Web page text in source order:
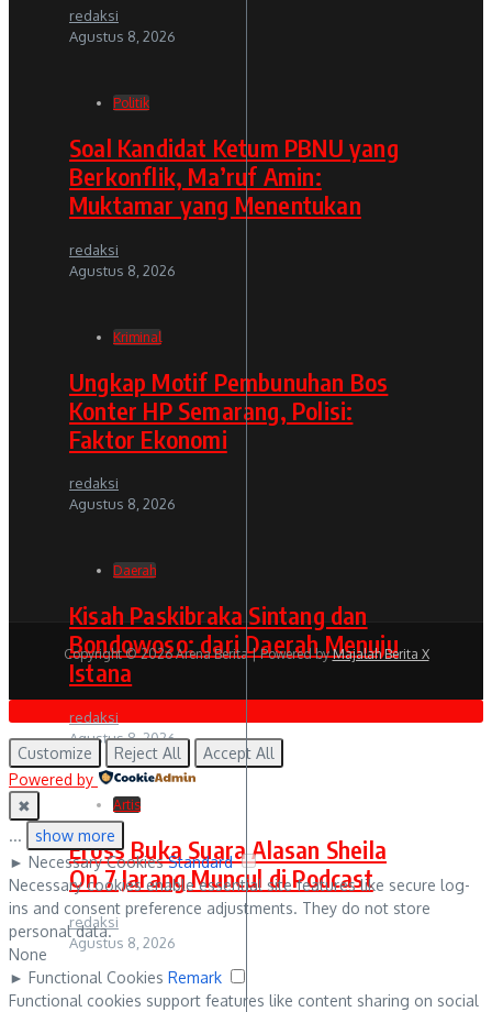
redaksi
Agustus 8, 2026
Politik
Soal Kandidat Ketum PBNU yang
Berkonflik, Ma’ruf Amin:
Muktamar yang Menentukan
redaksi
Agustus 8, 2026
Kriminal
Ungkap Motif Pembunuhan Bos
Konter HP Semarang, Polisi:
Faktor Ekonomi
redaksi
Agustus 8, 2026
Daerah
Kisah Paskibraka Sintang dan
Bondowoso: dari Daerah Menuju
Istana
redaksi
Agustus 8, 2026
Artis
Eross Buka Suara Alasan Sheila
On 7 Jarang Muncul di Podcast
redaksi
Agustus 8, 2026
Copyright © 2026 Arena Berita | Powered byMajalah Berita X
Customize Reject All
Accept All
Powered by
✖
...
show more
► Necessary Cookies Standard
Necessary cookies enable essential site features like secure log-
ins and consent preference adjustments. They do not store
personal data.
None
► Functional Cookies Remark
Functional cookies support features like content sharing on social